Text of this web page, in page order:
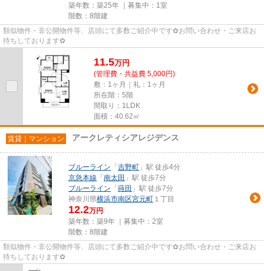
築年数：築25年 ｜募集中： 1室
階数：8階建
類似物件・非公開物件等、店頭にて多数ご紹介中です✿お問い合わせ・ご来店お
待ちしております✿
11.5万円
(管理費・共益費 5,000円)
敷：1ヶ月｜礼：1ヶ月
所在階：5階
間取り：1LDK
面積：40.62㎡
賃貸｜マンション アークレティシアレジデンス
ブルーライン 「 吉野町 」駅 徒歩4分
京急本線 「 南太田 」駅 徒歩7分
ブルーライン 「 蒔田 」駅 徒歩7分
神奈川県横浜市南区宮元町 １丁目
12.2万円
築年数：築9年 ｜募集中： 2室
階数：8階建
類似物件・非公開物件等、店頭にて多数ご紹介中です✿お問い合わせ・ご来店お
待ちしております✿